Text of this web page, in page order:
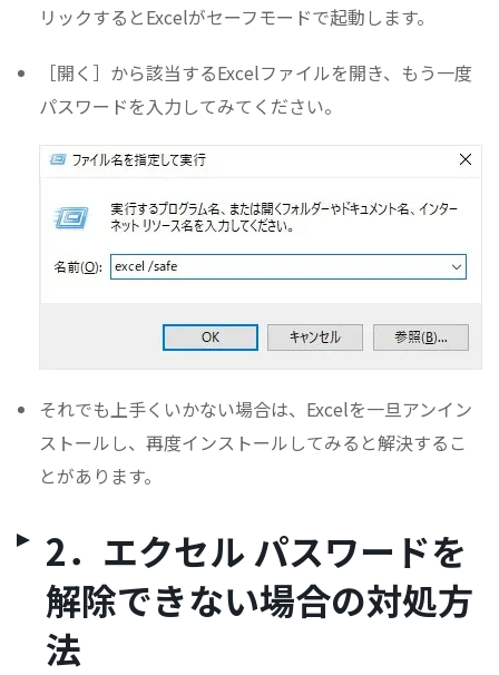
リックするとExcelがセーフモードで起動します。
［開く］から該当するExcelファイルを開き、もう一度
パスワードを入力してみてください。
それでも上手くいかない場合は、Excelを一旦アンイン
ストールし、再度インストールしてみると解決するこ
とがあります。
2．エクセル パスワードを
解除できない場合の対処方
法